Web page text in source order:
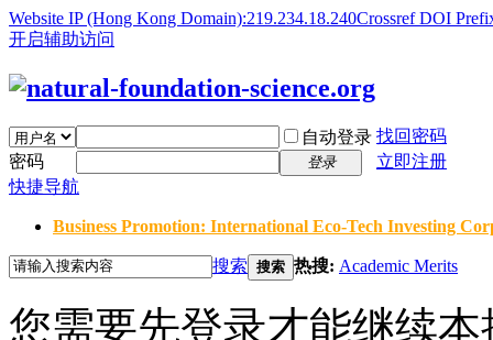
Website IP (Hong Kong Domain):219.234.18.240Crossref DOI
开启辅助访问
自动登录 找回密码
密码
登录
立即注册
快捷导航
Business Promotion: International Eco-Tech Investing
搜索 搜索 热搜: Academic Merits
您需要先登录才能继续本